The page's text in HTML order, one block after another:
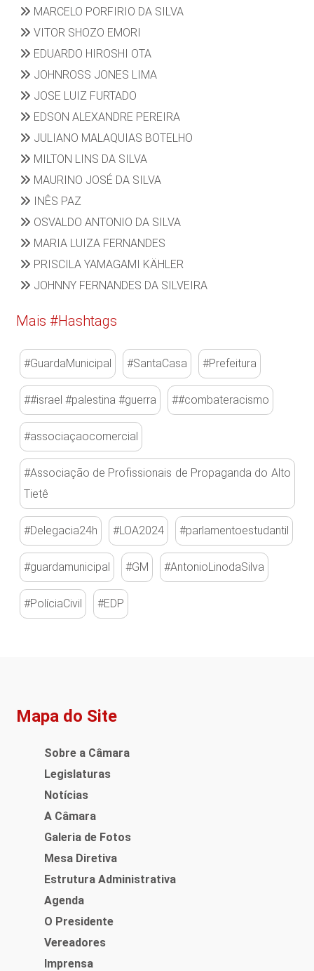
MARCELO PORFIRIO DA SILVA
VITOR SHOZO EMORI
EDUARDO HIROSHI OTA
JOHNROSS JONES LIMA
JOSE LUIZ FURTADO
EDSON ALEXANDRE PEREIRA
JULIANO MALAQUIAS BOTELHO
MILTON LINS DA SILVA
MAURINO JOSÉ DA SILVA
INÊS PAZ
OSVALDO ANTONIO DA SILVA
MARIA LUIZA FERNANDES
PRISCILA YAMAGAMI KÄHLER
JOHNNY FERNANDES DA SILVEIRA
Mais #Hashtags
#GuardaMunicipal #SantaCasa #Prefeitura
##israel #palestina #guerra ##combateracismo
#associaçaocomercial
#Associação de Profissionais de Propaganda do Alto
Tietê
#Delegacia24h #LOA2024 #parlamentoestudantil
#guardamunicipal #GM #AntonioLinodaSilva
#PolíciaCivil #EDP
Mapa do Site
Sobre a Câmara
Legislaturas
Notícias
A Câmara
Galeria de Fotos
Mesa Diretiva
Estrutura Administrativa
Agenda
O Presidente
Vereadores
Imprensa